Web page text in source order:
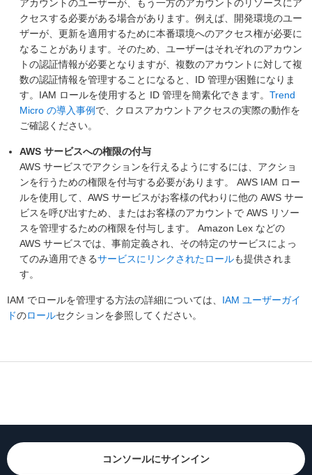
アカウントのユーザーが、もう一方のアカウントのリソースにア
クセスする必要がある場合があります。例えば、開発環境のユー
ザーが、更新を適用するために本番環境へのアクセス権が必要に
なることがあります。そのため、ユーザーはそれぞれのアカウン
トの認証情報が必要となりますが、複数のアカウントに対して複
数の認証情報を管理することになると、ID 管理が困難になりま
す。IAM ロールを使用すると ID 管理を簡素化できます。 Trend
Micro の導入事例 で、クロスアカウントアクセスの実際の動作を
ご確認ください。
AWS サービスへの権限の付与
AWS サービスでアクションを行えるようにするには、アクショ
ンを行うための権限を付与する必要があります。 AWS IAM ロー
ルを使用して、AWS サービスがお客様の代わりに他の AWS サー
ビスを呼び出すため、またはお客様のアカウントで AWS リソー
スを管理するための権限を付与します。 Amazon Lex などの
AWS サービスでは、事前定義され、その特定のサービスによっ
てのみ適用できるサービスにリンクされたロールも提供されま
す。
IAM でロールを管理する方法の詳細については、 IAM ユーザーガイ
ドのロールセクションを参照してください。
コンソールにサインイン